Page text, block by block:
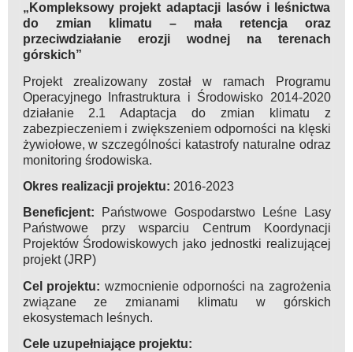
„Kompleksowy projekt adaptacji lasów i leśnictwa
do zmian klimatu – mała retencja oraz
przeciwdziałanie erozji wodnej na terenach
górskich”
Projekt zrealizowany został w ramach Programu
Operacyjnego Infrastruktura i Środowisko 2014-2020
działanie 2.1 Adaptacja do zmian klimatu z
zabezpieczeniem i zwiększeniem odporności na klęski
żywiołowe, w szczególności katastrofy naturalne odraz
monitoring środowiska.
Okres realizacji projektu: 2016-2023
Beneficjent: Państwowe Gospodarstwo Leśne Lasy
Państwowe przy wsparciu Centrum Koordynacji
Projektów Środowiskowych jako jednostki realizującej
projekt (JRP)
Cel projektu: wzmocnienie odporności na zagrożenia
związane ze zmianami klimatu w górskich
ekosystemach leśnych.
Cele uzupełniające projektu: